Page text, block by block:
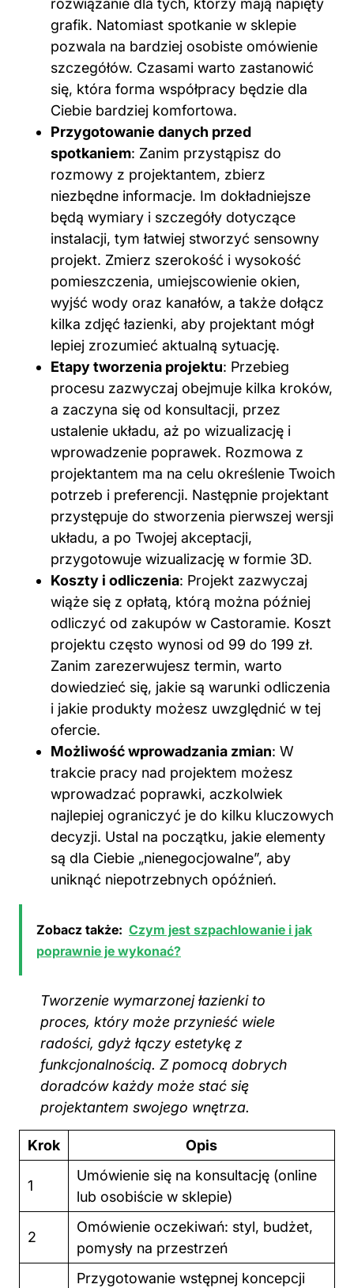
rozwiązanie dla tych, którzy mają napięty
grafik. Natomiast spotkanie w sklepie
pozwala na bardziej osobiste omówienie
szczegółów. Czasami warto zastanowić
się, która forma współpracy będzie dla
Ciebie bardziej komfortowa.
Przygotowanie danych przed
spotkaniem: Zanim przystąpisz do
rozmowy z projektantem, zbierz
niezbędne informacje. Im dokładniejsze
będą wymiary i szczegóły dotyczące
instalacji, tym łatwiej stworzyć sensowny
projekt. Zmierz szerokość i wysokość
pomieszczenia, umiejscowienie okien,
wyjść wody oraz kanałów, a także dołącz
kilka zdjęć łazienki, aby projektant mógł
lepiej zrozumieć aktualną sytuację.
Etapy tworzenia projektu: Przebieg
procesu zazwyczaj obejmuje kilka kroków,
a zaczyna się od konsultacji, przez
ustalenie układu, aż po wizualizację i
wprowadzenie poprawek. Rozmowa z
projektantem ma na celu określenie Twoich
potrzeb i preferencji. Następnie projektant
przystępuje do stworzenia pierwszej wersji
układu, a po Twojej akceptacji,
przygotowuje wizualizację w formie 3D.
Koszty i odliczenia: Projekt zazwyczaj
wiąże się z opłatą, którą można później
odliczyć od zakupów w Castoramie. Koszt
projektu często wynosi od 99 do 199 zł.
Zanim zarezerwujesz termin, warto
dowiedzieć się, jakie są warunki odliczenia
i jakie produkty możesz uwzględnić w tej
ofercie.
Możliwość wprowadzania zmian: W
trakcie pracy nad projektem możesz
wprowadzać poprawki, aczkolwiek
najlepiej ograniczyć je do kilku kluczowych
decyzji. Ustal na początku, jakie elementy
są dla Ciebie „nienegocjowalne”, aby
uniknąć niepotrzebnych opóźnień.
Zobacz także: Czym jest szpachlowanie i jak
poprawnie je wykonać?
Tworzenie wymarzonej łazienki to
proces, który może przynieść wiele
radości, gdyż łączy estetykę z
funkcjonalnością. Z pomocą dobrych
doradców każdy może stać się
projektantem swojego wnętrza.
Krok Opis
1
Umówienie się na konsultację (online
lub osobiście w sklepie)
2
Omówienie oczekiwań: styl, budżet,
pomysły na przestrzeń
Przygotowanie wstępnej koncepcji